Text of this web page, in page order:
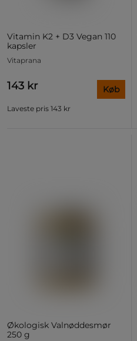
Vitamin K2 + D3 Vegan 110
kapsler
Vitaprana
143 kr
Laveste pris 143 kr
Køb
Økologisk Valnøddesmør
250 g